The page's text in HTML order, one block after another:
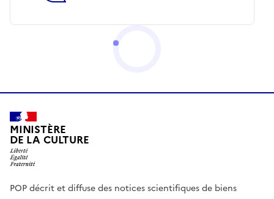
MINISTÈRE
DE LA CULTURE
POP décrit et diffuse des notices scientifiques de biens